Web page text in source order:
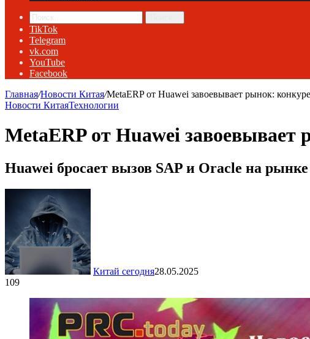
TikTok
Telegram
vk.com
YouTube
Facebook
Главная/Новости Китая/MetaERP от Huawei завоевывает рынок:
Новости КитаяТехнологии
MetaERP от Huawei
Huawei бросает вызов SAP и Oracle на
Китай сегодня28.05.2025
109